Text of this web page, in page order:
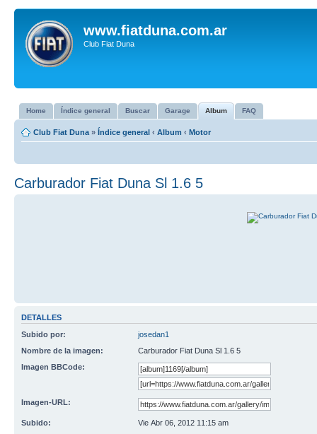
www.fiatduna.com.ar
Club Fiat Duna
Home Índice general Buscar Garage Album FAQ
Club Fiat Duna » Índice general ‹ Album ‹ Motor
Carburador Fiat Duna Sl 1.6 5
DETALLES
Subido por:
josedan1
Nombre de la imagen:
Carburador Fiat Duna Sl 1.6 5
Imagen BBCode:
Imagen-URL:
Subido:
Vie Abr 06, 2012 11:15 am